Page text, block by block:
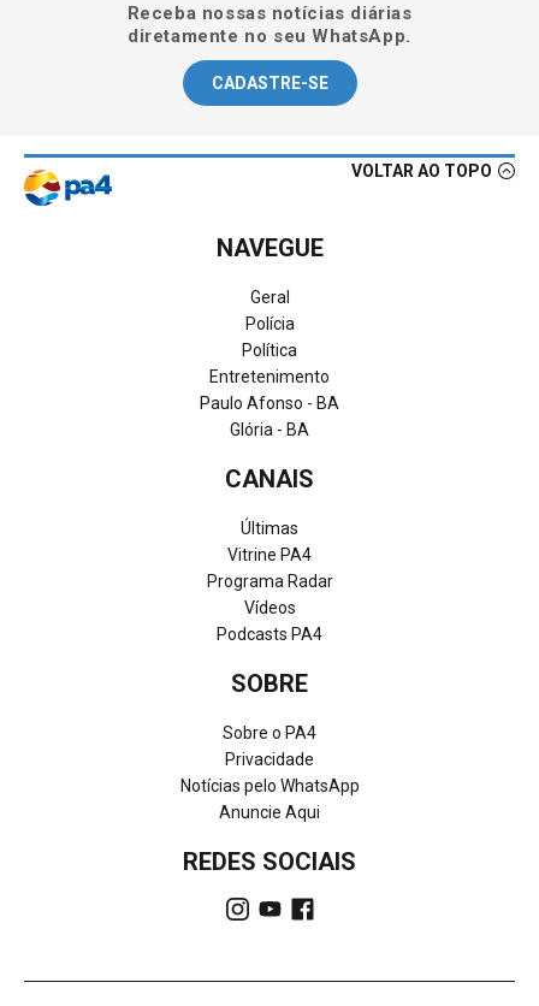
Receba nossas notícias diárias
diretamente no seu WhatsApp.
CADASTRE-SE
VOLTAR AO TOPO
NAVEGUE
Geral
Polícia
Política
Entretenimento
Paulo Afonso - BA
Glória - BA
CANAIS
Últimas
Vitrine PA4
Programa Radar
Vídeos
Podcasts PA4
SOBRE
Sobre o PA4
Privacidade
Notícias pelo WhatsApp
Anuncie Aqui
REDES SOCIAIS